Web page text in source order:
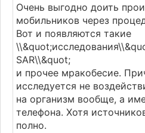
Очень выгодно доить
мобильников через
Вот и появляются такие
SAR\\&quot;
и прочее мракобесие.
исследуется не
на организм вообще, а
телефона. Хотя
полно.